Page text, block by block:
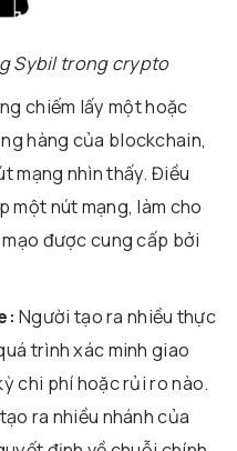
Sybil trong crypto
chiếm lấy một hoặc
hàng của blockchain,
mạng nhìn thấy. Điều
một nút mạng, làm cho
được cung cấp bởi
Người tạo ra nhiều thực
trình xác minh giao
chi phí hoặc rủi ro nào.
ra nhiều nhánh của